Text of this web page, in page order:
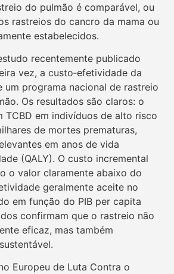
do pulmão é comparável, ou
rastreios do cancro da mama ou
estabelecidos.
recentemente publicado
vez, a custo‑efetividade da
um programa nacional de rastreio
Os resultados são claros: o
TCBD em indivíduos de alto risco
de mortes prematuras,
em anos de vida
(QALY). O custo incremental
o valor claramente abaixo do
geralmente aceite no
em função do PIB per capita
confirmam que o rastreio não
eficaz, mas também
Europeu de Luta Contra o